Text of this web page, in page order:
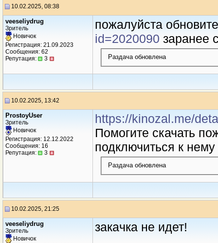
10.02.2025, 08:38
veeseliydrug
Зритель
Новичок
Регистрация: 21.09.2023
Сообщения: 62
Репутация:
3
пожaлуйстa
id=2020090 зaрaнее
Раздача обновлена
10.02.2025, 13:42
ProstoyUser
Зритель
Новичок
Регистрация: 12.12.2022
Сообщения: 16
Репутация:
3
https://kinozal.me/
Помогите скачать
подключиться к нему
Раздача обновлена
10.02.2025, 21:25
veeseliydrug
Зритель
Новичок
зaкaчкa не идет!